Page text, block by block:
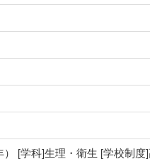
[学科]生理・衛生 [学校制度